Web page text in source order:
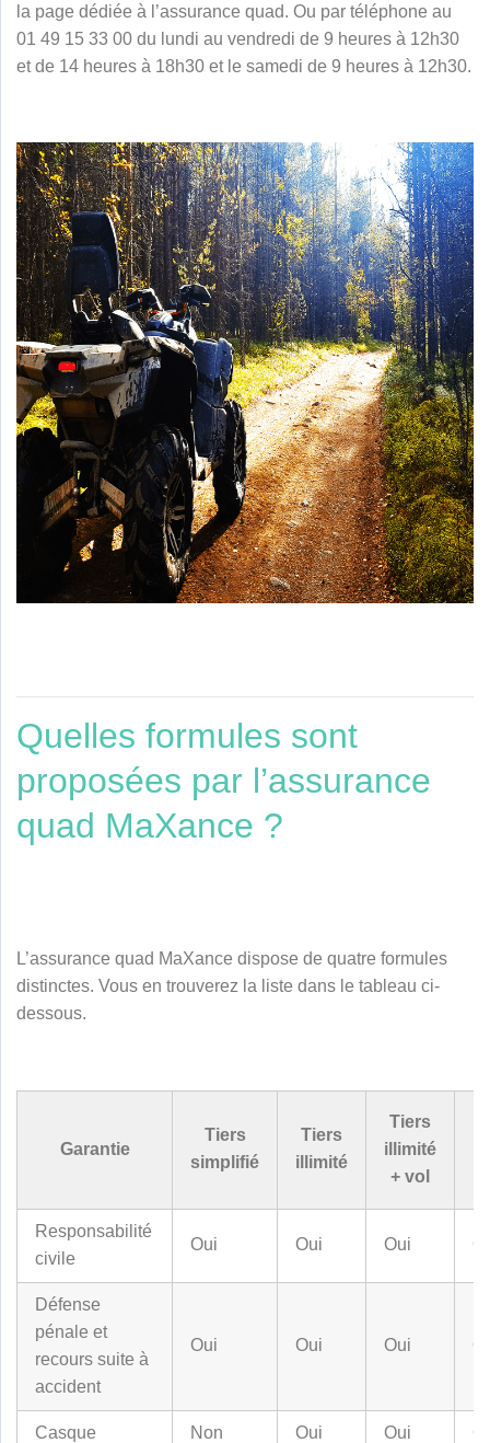
la page dédiée à l’assurance quad. Ou par téléphone au
01 49 15 33 00 du lundi au vendredi de 9 heures à 12h30
et de 14 heures à 18h30 et le samedi de 9 heures à 12h30.
Quelles formules sont
proposées par l’assurance
quad MaXance ?
L’assurance quad MaXance dispose de quatre formules
distinctes. Vous en trouverez la liste dans le tableau ci-
dessous.
Garantie
Tiers
simplifié
Tiers
illimité
Tiers
illimité
+ vol
Responsabilité
civile
Oui Oui Oui
Défense
pénale et
recours suite à
accident
Oui Oui Oui
Casque Non Oui Oui